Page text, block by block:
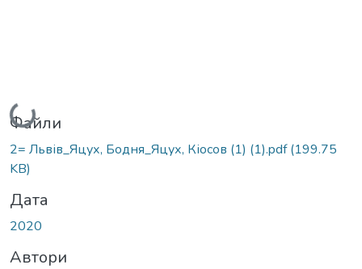
Вантажиться...
Файли
2= Львів_Яцух, Бодня_Яцух, Кіосов (1) (1).pdf(199.75
KB)
Дата
2020
Автори